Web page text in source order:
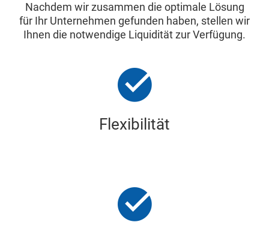
Nachdem wir zusammen die optimale Lösung
für Ihr Unternehmen gefunden haben, stellen wir
Ihnen die notwendige Liquidität zur Verfügung.
Flexibilität